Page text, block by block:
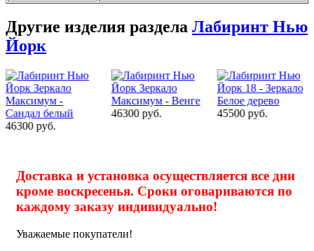
Другие изделия раздела Лабиринт Нью
Йорк
46300 руб. 45500 руб. 43900 руб.
Доставка и установка осуществляется все дни
кроме воскресенья. Сроки оговариваются по
каждому заказу индивидуально!
Уважаемые покупатели!